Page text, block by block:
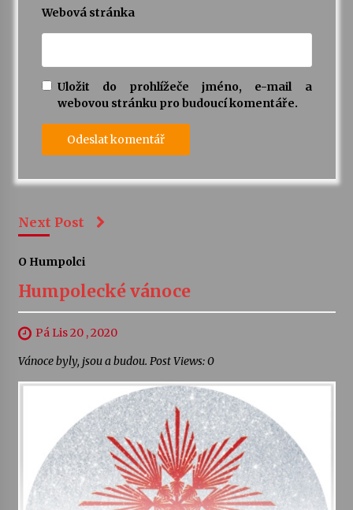
Webová stránka
Uložit do prohlížeče jméno, e-mail a
webovou stránku pro budoucí komentáře.
Next Post
O Humpolci
Humpolecké vánoce
Pá Lis 20 , 2020
Vánoce byly, jsou a budou. Post Views: 0